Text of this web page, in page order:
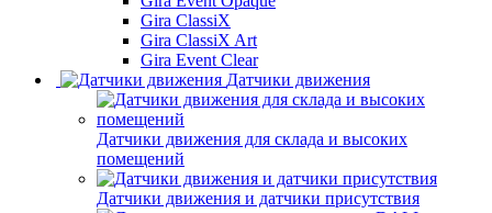
Gira ClassiX
Gira ClassiX Art
Gira Event Clear
Датчики движения
Датчики движения для склада и высоких
помещений
Датчики движения и датчики присутствия